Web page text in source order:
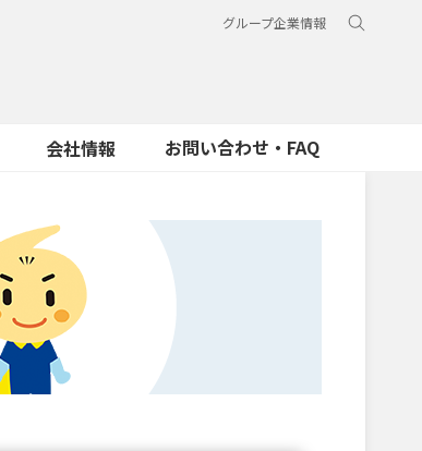
グループ企業情報
会社情報 お問い合わせ・FAQ